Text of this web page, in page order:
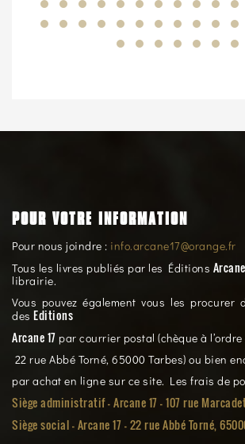
POUR VOTRE INFORMATION
Pour nous joindre : info.arcane17@orange.fr
Tous les livres publiés par les Éditions
librairie.
Vous pouvez également vous les procurer
des Editions
Arcane 17 par courrier postal (chèque à l’ordre
22 rue Abbé Torné, 65000 Tarbes) ou bien
par achat en ligne sur ce site. Les frais de
Siège administratif - Arcane 17 - 107 rue
Siège social -Arcane 17 - 22 rue Abbé Torné,